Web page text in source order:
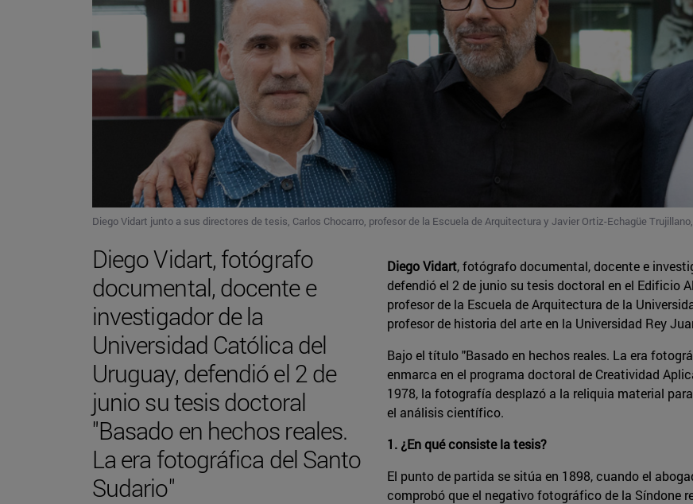
Diego Vidart junto a sus directores de tesis, Carlos Chocarro, profesor de la Escuela de Arquitectura y Javier Ortiz-Echagüe
Diego Vidart, fotógrafo
documental, docente e
investigador de la
Universidad Católica del
Uruguay, defendió el 2 de
junio su tesis doctoral
"Basado en hechos reales.
La era fotográfica del Santo
Sudario"
Diego Vidart, fotógrafo documental, docente e
defendió el 2 de junio su tesis doctoral en el Edificio
profesor de la Escuela de Arquitectura de la
profesor de historia del arte en la Universidad Rey
Bajo el título "Basado en hechos reales. La era
enmarca en el programa doctoral de Creatividad
1978, la fotografía desplazó a la reliquia material
el análisis científico.
1. ¿En qué consiste la tesis?
El punto de partida se sitúa en 1898, cuando el
comprobó que el negativo fotográfico de la Síndone